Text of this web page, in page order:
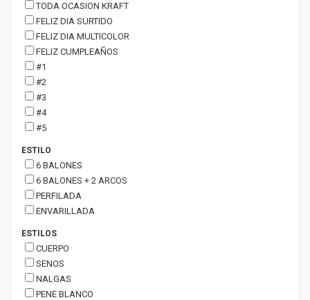
TODA OCASION KRAFT
FELIZ DIA SURTIDO
FELIZ DIA MULTICOLOR
FELIZ CUMPLEAÑOS
#1
#2
#3
#4
#5
ESTILO
6 BALONES
6 BALONES + 2 ARCOS
PERFILADA
ENVARILLADA
ESTILOS
CUERPO
SENOS
NALGAS
PENE BLANCO